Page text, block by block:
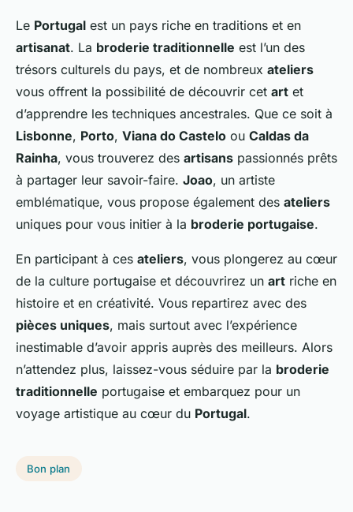
Le Portugal est un pays riche en traditions et en
artisanat. La broderie traditionnelle est l’un des
trésors culturels du pays, et de nombreux ateliers
vous offrent la possibilité de découvrir cet art et
d’apprendre les techniques ancestrales. Que ce soit à
Lisbonne, Porto, Viana do Castelo ou Caldas da
Rainha, vous trouverez des artisans passionnés prêts
à partager leur savoir-faire. Joao, un artiste
emblématique, vous propose également des ateliers
uniques pour vous initier à la broderie portugaise.
En participant à ces ateliers, vous plongerez au cœur
de la culture portugaise et découvrirez un art riche en
histoire et en créativité. Vous repartirez avec des
pièces uniques, mais surtout avec l’expérience
inestimable d’avoir appris auprès des meilleurs. Alors
n’attendez plus, laissez-vous séduire par la broderie
traditionnelle portugaise et embarquez pour un
voyage artistique au cœur du Portugal.
Bon plan